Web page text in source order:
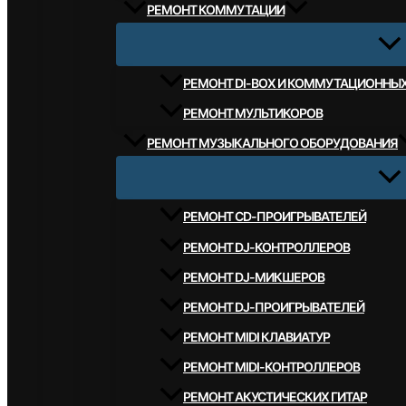
РЕМОНТ КОММУТАЦИИ
РЕМОНТ DI-BOX И
РЕМОНТ МУЛЬТИКОРОВ
РЕМОНТ МУЗЫКАЛЬНОГО ОБОРУДОВАНИЯ
РЕМОНТ CD-ПРОИГРЫВАТЕЛЕЙ
РЕМОНТ DJ-КОНТРОЛЛЕРОВ
РЕМОНТ DJ-МИКШЕРОВ
РЕМОНТ DJ-ПРОИГРЫВАТЕЛЕЙ
РЕМОНТ MIDI КЛАВИАТУР
РЕМОНТ MIDI-КОНТРОЛЛЕРОВ
РЕМОНТ АКУСТИЧЕСКИХ ГИТАР